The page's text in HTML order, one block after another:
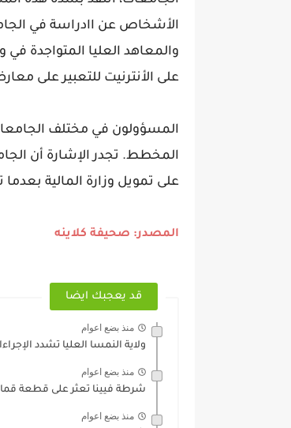
الأشخاص عن اادراسة في
والمعاهد العليا المتواجدة
على الأنترنيت للتعبير على
المسؤولون في مختلف
على تمويل وزارة المالية
المصدر: صحيفة كلاينه
قد يعجبك ايضا
منذ بضع اعوام
ولاية النمسا العليا تشدد
منذ بضع اعوام
شرطة فيينا تعثر على قطعة
منذ بضع اعوام